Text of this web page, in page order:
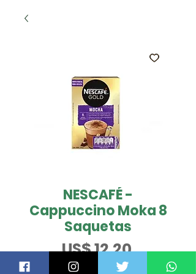
NESCAFÉ -
Cappuccino Moka 8
Saquetas
US$ 12,20Preço